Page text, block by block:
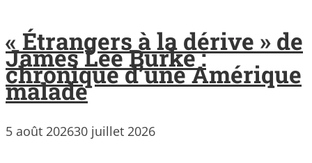
« Étrangers à la dérive » de
James Lee Burke :
chronique d’une Amérique
malade
5 août 202630 juillet 2026